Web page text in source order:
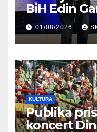
BiH Edin
01/08/2026
KULTURA
Publika
koncert